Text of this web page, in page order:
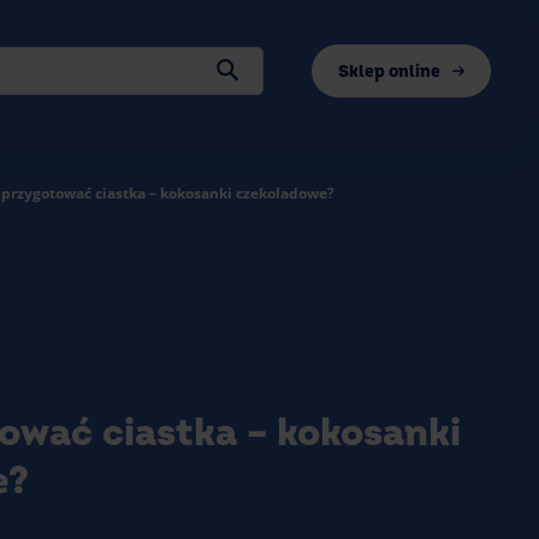
Sklep online
przygotować ciastka – kokosanki czekoladowe?
ciastka – kokosanki